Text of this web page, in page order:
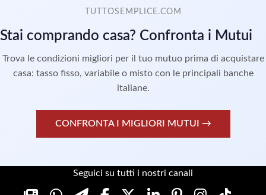
TUTTOSEMPLICE.COM
Stai comprando casa? Confronta i Mutui
Trova le condizioni migliori per il tuo mutuo prima di acquistare
casa: tasso fisso, variabile o misto con le principali banche
italiane.
CONFRONTA I MIGLIORI MUTUI →
Seguici su tutti i nostri canali